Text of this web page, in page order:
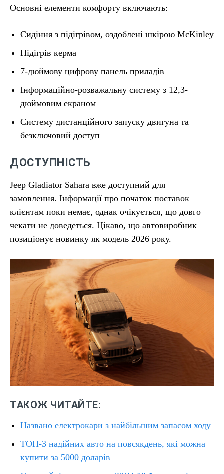
Основні елементи комфорту включають:
Сидіння з підігрівом, оздоблені шкірою McKinley
Підігрів керма
7-дюймову цифрову панель приладів
Інформаційно-розважальну систему з 12,3-
дюймовим екраном
Систему дистанційного запуску двигуна та
безключовий доступ
ДОСТУПНІСТЬ
Jeep Gladiator Sahara вже доступний для
замовлення. Інформації про початок поставок
клієнтам поки немає, однак очікується, що довго
чекати не доведеться. Цікаво, що автовиробник
позиціонує новинку як модель 2026 року.
ТАКОЖ ЧИТАЙТЕ:
Названо електрокари з найбільшим запасом ходу
ТОП-3 надійних авто на повсякдень, які можна
купити за 5000 доларів